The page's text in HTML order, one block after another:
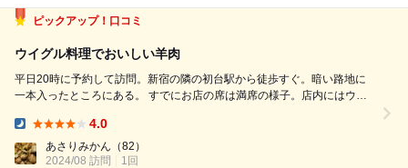
ピックアップ！口コミ
ウイグル料理でおいしい羊肉
平日20時に予約して訪問。新宿の隣の初台駅から徒歩すぐ。暗い路地に
一本入ったところにある。 すでにお店の席は満席の様子。店内にはウイ
席ではQRコード注文。 事前に美味しいと口コミにあった料理を頼んだ。
厨房では４人体制で料...
4.0
あさりみかん （82）
2024/08 訪問
1回